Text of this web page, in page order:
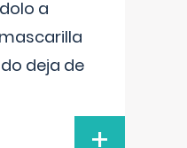
a
deja de